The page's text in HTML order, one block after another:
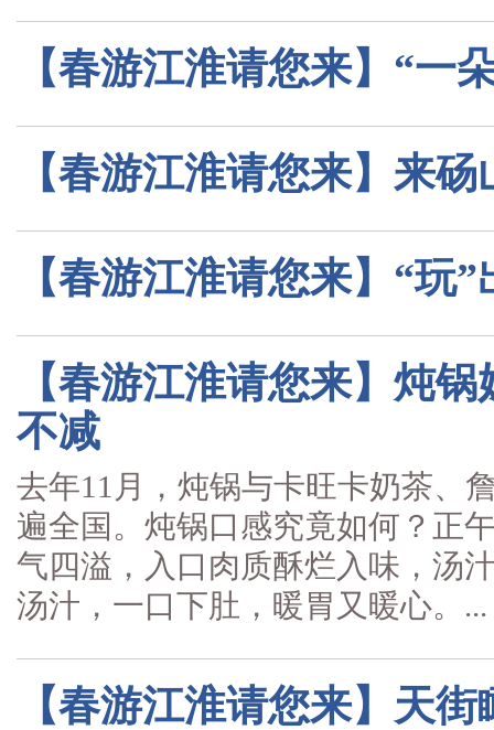
【春游江淮请您来】“一
【春游江淮请您来】来
【春游江淮请您来】“玩
【春游江淮请您来】炖
不减
去年11月，炖锅与卡旺卡奶茶、
遍全国。炖锅口感究竟如何？正
气四溢，入口肉质酥烂入味，汤
汤汁，一口下肚，暖胃又暖心。...
【春游江淮请您来】天